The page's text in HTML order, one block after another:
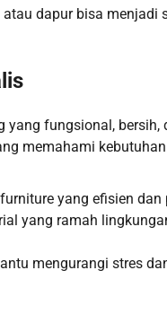
dapur bisa menjadi
fungsional, bersih,
memahami
yang efisien dan
yang ramah
mengurangi stres